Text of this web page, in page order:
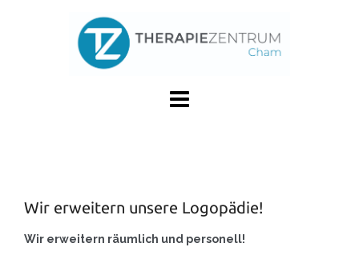
Wir erweitern unsere Logopädie!
Wir erweitern räumlich und personell!